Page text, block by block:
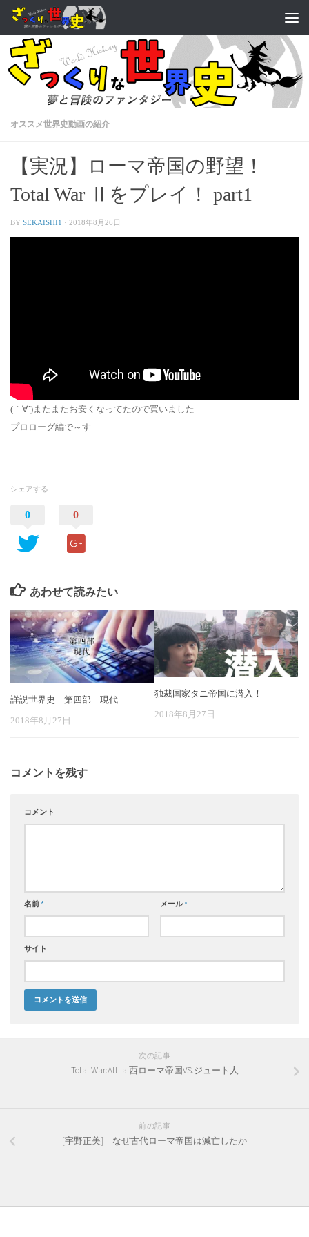
オススメ世界史動画の紹介
【実況】ローマ帝国の野望！
Total War Ⅱをプレイ！ part1
BY SEKAISHI1 · 2018年8月26日
(｀∀´)またまたお安くなってたので買いました
プロローグ編で～す
シェアする
0 0
あわせて読みたい
詳説世界史 第四部 現代
2018年8月27日
独裁国家タニ帝国に潜入！
2018年8月27日
コメントを残す
コメント
名前* メール*
サイト
次の記事
Total War:Attila 西ローマ帝国VS.ジュート人
前の記事
[宇野正美] なぜ古代ローマ帝国は滅亡したか